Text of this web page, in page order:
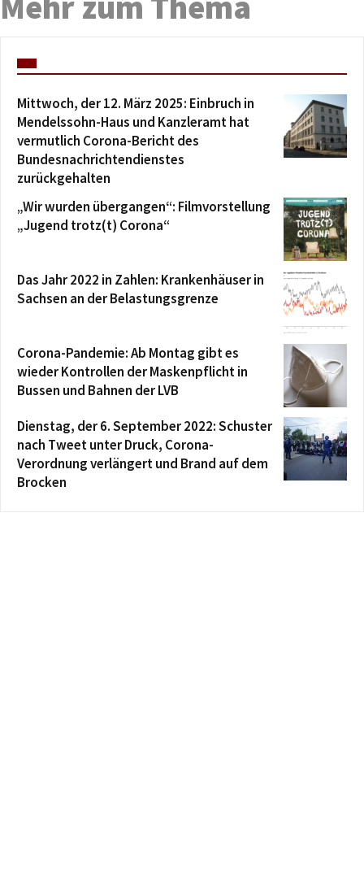
Mittwoch, der 12. März 2025: Einbruch in
Mendelssohn-Haus und Kanzleramt hat
vermutlich Corona-Bericht des
Bundesnachrichtendienstes
zurückgehalten
„Wir wurden übergangen“: Filmvorstellung
„Jugend trotz(t) Corona“
Das Jahr 2022 in Zahlen: Krankenhäuser in
Sachsen an der Belastungsgrenze
Corona-Pandemie: Ab Montag gibt es
wieder Kontrollen der Maskenpflicht in
Bussen und Bahnen der LVB
Dienstag, der 6. September 2022: Schuster
nach Tweet unter Druck, Corona-
Verordnung verlängert und Brand auf dem
Brocken